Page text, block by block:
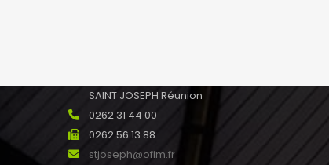
SAINT JOSEPH Réunion
0262 31 44 00
0262 56 13 88
stjoseph@ofim.fr